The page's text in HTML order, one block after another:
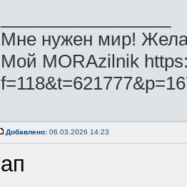
Мне нужен мир!
Мой MORAzilnik
Добавлено: 06.03.2026 14:23
ап